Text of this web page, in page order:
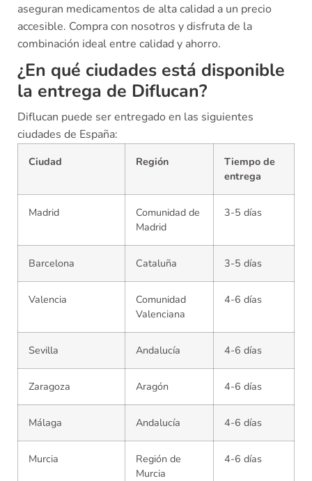
aseguran medicamentos de alta calidad a un precio
accesible. Compra con nosotros y disfruta de la
combinación ideal entre calidad y ahorro.
¿En qué ciudades está disponible
la entrega de Diflucan?
Diflucan puede ser entregado en las siguientes
ciudades de España:
Ciudad Región
Tiempo de
entrega
Madrid
Comunidad de
Madrid
3-5 días
Barcelona Cataluña 3-5 días
Valencia
Comunidad
Valenciana
4-6 días
Sevilla Andalucía 4-6 días
Zaragoza Aragón 4-6 días
Málaga Andalucía 4-6 días
Murcia
Región de
Murcia
4-6 días